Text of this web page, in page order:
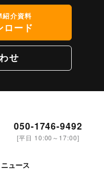
介資料
ロード
せ
050-1746-9492
[平日 10:00～17:00]
ニュース